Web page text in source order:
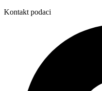
Kontakt podaci